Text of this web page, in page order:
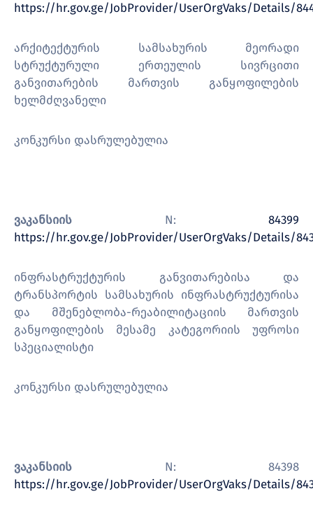
https://hr.gov.ge/JobProvider/UserOrgVaks/Details/
არქიტექტურის სამსახურის მეორადი
სტრუქტურული ერთეულის სივრცითი
განვითარების მართვის განყოფილების
ხელმძღვანელი
კონკურსი დასრულებულია
ვაკანსიის N: 84399
https://hr.gov.ge/JobProvider/UserOrgVaks/Details/
ინფრასტრუქტურის განვითარებისა და
ტრანსპორტის სამსახურის ინფრასტრუქტურისა
და მშენებლობა-რეაბილიტაციის მართვის
განყოფილების მესამე კატეგორიის უფროსი
სპეციალისტი
კონკურსი დასრულებულია
ვაკანსიის N: 84398
https://hr.gov.ge/JobProvider/UserOrgVaks/Details/